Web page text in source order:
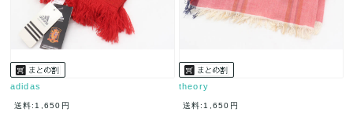
adidas
送料:1,650円
theory
送料:1,650円